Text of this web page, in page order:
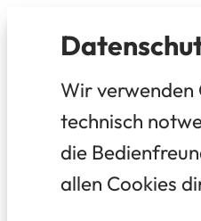
Wir verwenden
technisch
die
allen Cookies